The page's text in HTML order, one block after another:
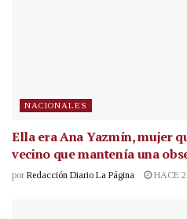
NACIONALES
Ella era Ana Yazmín, mujer
vecino que mantenía una
por Redacción Diario La Página HACE 2